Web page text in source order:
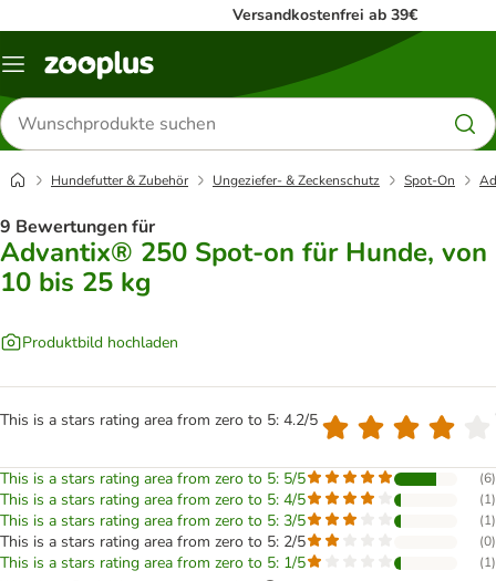
Versandkostenfrei ab 39€
Menü
Produkte
suchen
Hundefutter & Zubehör Ungeziefer- & Zeckenschutz Spot-On
9 Bewertungen für
Advantix® 250 Spot-on für Hunde, von
10 bis 25 kg
Produktbild hochladen
This is a stars rating area from zero to 5: 4.2/5
This is a stars rating area from zero to 5: 5/5 (6)
This is a stars rating area from zero to 5: 4/5 (1)
This is a stars rating area from zero to 5: 3/5 (1)
This is a stars rating area from zero to 5: 2/5 (0)
This is a stars rating area from zero to 5: 1/5 (1)